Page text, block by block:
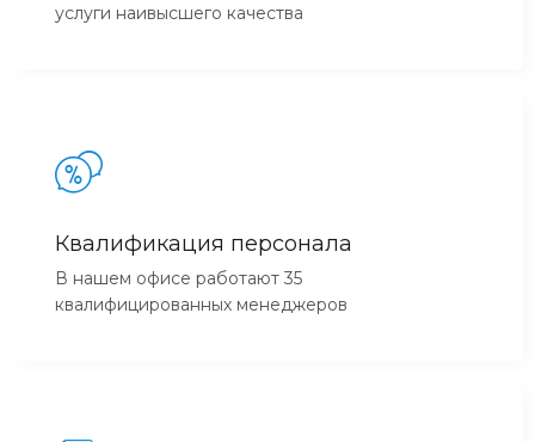
услуги наивысшего качества
Квалификация персонала
В нашем офисе работают 35
квалифицированных менеджеров